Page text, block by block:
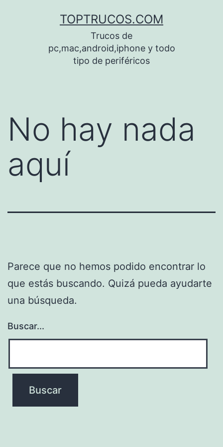
TOPTRUCOS.COM
Trucos de
pc,mac,android,iphone y todo
tipo de periféricos
No hay nada
aquí
Parece que no hemos podido encontrar lo
que estás buscando. Quizá pueda ayudarte
una búsqueda.
Buscar...